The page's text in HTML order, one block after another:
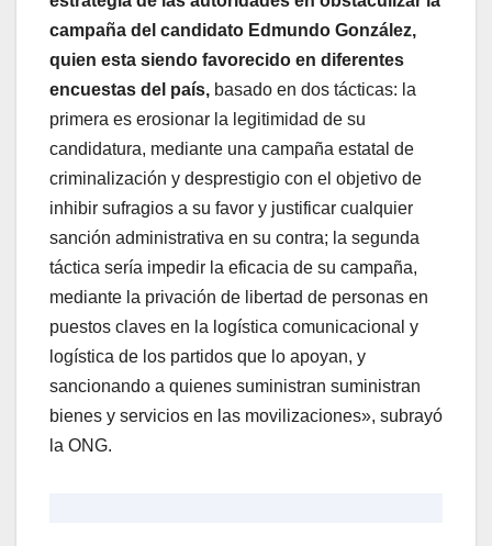
campaña del candidato Edmundo González,
quien esta siendo favorecido en diferentes
encuestas del país, basado en dos tácticas: la
primera es erosionar la legitimidad de su
candidatura, mediante una campaña estatal de
criminalización y desprestigio con el objetivo de
inhibir sufragios a su favor y justificar cualquier
sanción administrativa en su contra; la segunda
táctica sería impedir la eficacia de su campaña,
mediante la privación de libertad de personas en
puestos claves en la logística comunicacional y
logística de los partidos que lo apoyan, y
sancionando a quienes suministran suministran
bienes y servicios en las movilizaciones», subrayó
la ONG.